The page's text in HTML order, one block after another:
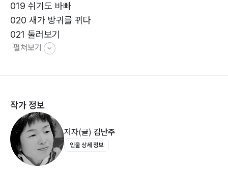
019 쉬기도 바빠
020 새가 방귀를 뀌다
021 둘러보기
022 다시 둘러보기
026 갈퀴에도 손등이 있네
027 마늘 비늘
028 마늘, 칠월의 장례식
029 버려진다는 것
030 산 같았던 일들이 먼지처럼 느껴질 때 있다
펼쳐보기
작가 정보
저자(글) 김난주
인물 상세 정보